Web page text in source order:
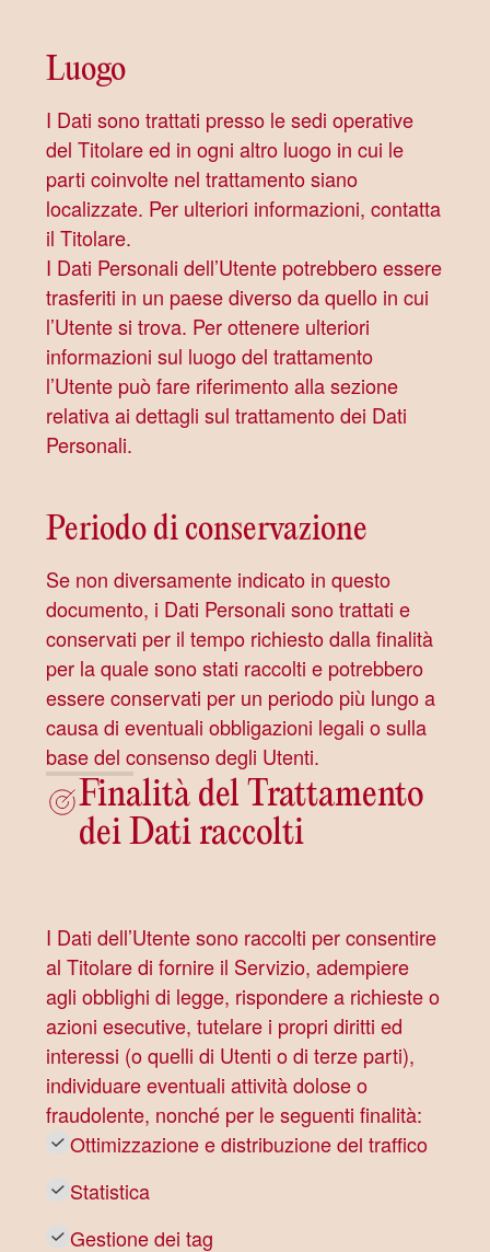
Luogo
I Dati sono trattati presso le sedi operative
del Titolare ed in ogni altro luogo in cui le
parti coinvolte nel trattamento siano
localizzate. Per ulteriori informazioni, contatta
il Titolare.
I Dati Personali dell’Utente potrebbero essere
trasferiti in un paese diverso da quello in cui
l’Utente si trova. Per ottenere ulteriori
informazioni sul luogo del trattamento
l’Utente può fare riferimento alla sezione
relativa ai dettagli sul trattamento dei Dati
Personali.
Periodo di conservazione
Se non diversamente indicato in questo
documento, i Dati Personali sono trattati e
conservati per il tempo richiesto dalla finalità
per la quale sono stati raccolti e potrebbero
essere conservati per un periodo più lungo a
causa di eventuali obbligazioni legali o sulla
base del consenso degli Utenti.
Finalità del Trattamento
dei Dati raccolti
I Dati dell’Utente sono raccolti per consentire
al Titolare di fornire il Servizio, adempiere
agli obblighi di legge, rispondere a richieste o
azioni esecutive, tutelare i propri diritti ed
interessi (o quelli di Utenti o di terze parti),
individuare eventuali attività dolose o
fraudolente, nonché per le seguenti finalità:
Ottimizzazione e distribuzione del traffico
Statistica
Gestione dei tag